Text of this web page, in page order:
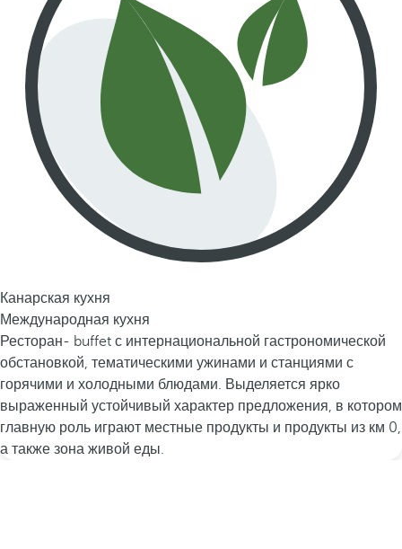
Канарская кухня
Международная кухня
Ресторан- buffet с интернациональной гастрономической
обстановкой, тематическими ужинами и станциями с
горячими и холодными блюдами. Выделяется ярко
выраженный устойчивый характер предложения, в котором
главную роль играют местные продукты и продукты из км 0,
а также зона живой еды.